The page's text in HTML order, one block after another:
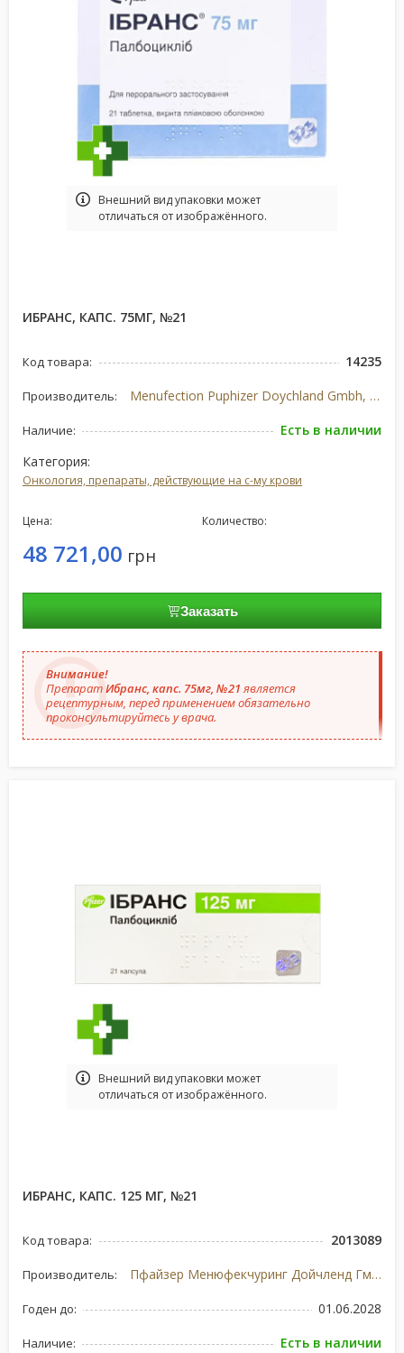
Bнешний вид упаковки может
отличаться от изображённого.
ИБРАНС, КАПС. 75МГ, №21
Код товара: 14235
Производитель: Menufection Puphizer Doychland Gmbh, Германия
Наличие:
Есть в наличии
Категория:
Онкология, препараты, действующие на с-му крови
Цена:
48 721,00 грн
Количество:
Заказать
Внимание!
ПрепаратИбранс, капс. 75мг, №21является
рецептурным, перед применением обязательно
проконсультируйтесь у врача.
Bнешний вид упаковки может
отличаться от изображённого.
ИБРАНС, КАПС. 125 МГ, №21
Код товара: 2013089
Производитель: Пфайзер Менюфекчуринг Дойчленд ГмбХ, Германия/США
Годен до: 01.06.2028
Наличие:
Есть в наличии